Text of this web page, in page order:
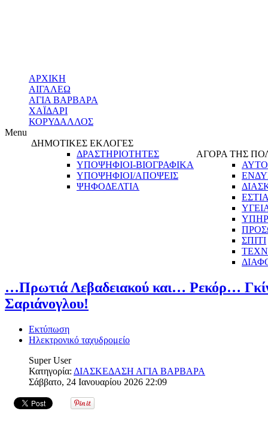
ΑΡΧΙΚΗ
ΑΙΓΑΛΕΩ
ΑΓΙΑ ΒΑΡΒΑΡΑ
ΧΑΪΔΑΡΙ
ΚΟΡΥΔΑΛΛΟΣ
Menu
ΔΗΜΟΤΙΚΕΣ ΕΚΛΟΓΕΣ
ΔΡΑΣΤΗΡΙΟΤΗΤΕΣ
ΥΠΟΨΗΦΙΟΙ-ΒΙΟΓΡΑΦΙΚΑ
ΥΠΟΨΗΦΙΟΙ/ΑΠΟΨΕΙΣ
ΨΗΦΟΔΕΛΤΙΑ
ΑΓΟΡΑ ΤΗΣ
ΣΠΙΤΙ
…Πρωτιά Λεβαδειακού και… Ρεκόρ…
Σαριάνογλου!
Εκτύπωση
Ηλεκτρονικό ταχυδρομείο
Super User
Κατηγορία: ΔΙΑΣΚΕΔΑΣΗ ΑΓΙΑ ΒΑΡΒΑΡΑ
Σάββατο, 24 Ιανουαρίου 2026 22:09